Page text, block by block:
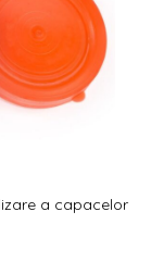
a capacelor